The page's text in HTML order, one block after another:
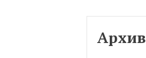
Архив